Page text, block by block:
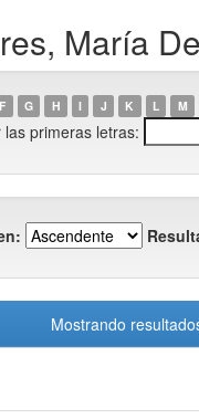
María
F G H I J K L M
primeras letras:
Mostrando